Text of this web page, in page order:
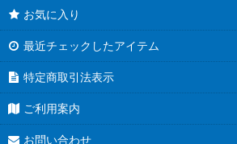
お気に入り
最近チェックしたアイテム
特定商取引法表示
ご利用案内
お問い合わせ